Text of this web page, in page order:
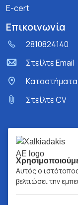
E-cert
Επικοινωνία
2810824140
Στείλτε Email
Kαταστήματα
Στείλτε CV
Αυτός ο
βελτιώσει την